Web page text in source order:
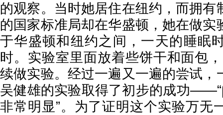
的观察。当时她居住在纽约，而拥有
的国家标准局却在华盛顿，她在做实
于华盛顿和纽约之间，一天的睡眠
时。实验室里面放着些饼干和面包
续做实验。经过一遍又一遍的尝试，
吴健雄的实验取得了初步的成功
非常明显”。为了证明这个实验万无